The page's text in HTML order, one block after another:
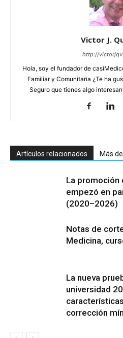
Victor J.
http://
Hola, soy el fundador de
Familiar y Comunitaria ¿Te ha
Seguro que tienes algo
Artículos relacionados Más
La promoción
empezó en
(2020–2026)
Notas de
Medicina,
La nueva
universidad
corrección